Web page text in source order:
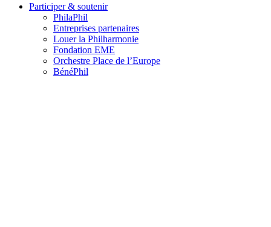
Participer & soutenir
PhilaPhil
Entreprises partenaires
Louer la Philharmonie
Fondation EME
Orchestre Place de l’Europe
BénéPhil